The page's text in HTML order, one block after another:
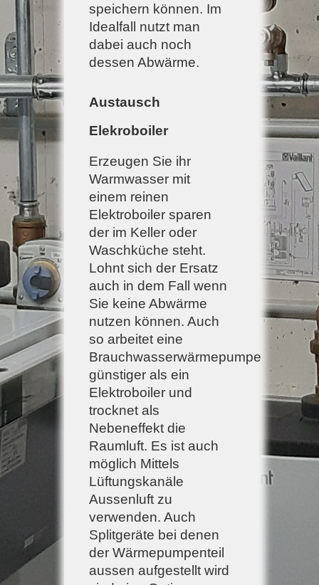
speichern können. Im
Idealfall nutzt man
dabei auch noch
dessen Abwärme.
Austausch
Elekroboiler
Erzeugen Sie ihr
Warmwasser mit
einem reinen
Elektroboiler sparen
der im Keller oder
Waschküche steht.
Lohnt sich der Ersatz
auch in dem Fall wenn
Sie keine Abwärme
nutzen können. Auch
so arbeitet eine
Brauchwasserwärmepumpe
günstiger als ein
Elektroboiler und
trocknet als
Nebeneffekt die
Raumluft. Es ist auch
möglich Mittels
Lüftungskanäle
Aussenluft zu
verwenden. Auch
Splitgeräte bei denen
der Wärmepumpenteil
aussen aufgestellt wird